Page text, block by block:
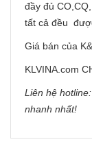
đầy đủ
tất cả đều
Giá bán của
KLVINA.com
Liên hệ
nhanh nhất!